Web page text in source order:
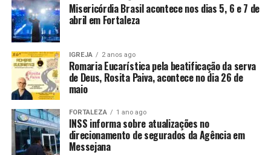
Misericórdia Brasil acontece nos dias 5, 6 e 7 de
abril em Fortaleza
IGREJA 2 anos ago
Romaria Eucarística pela beatificação da serva
de Deus, Rosita Paiva, acontece no dia 26 de
maio
FORTALEZA 1 ano ago
INSS informa sobre atualizações no
direcionamento de segurados da Agência em
Messejana